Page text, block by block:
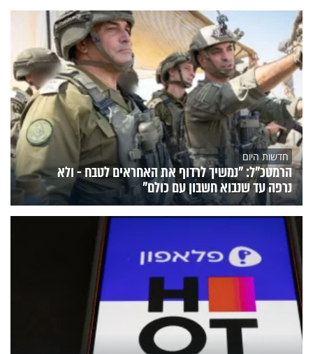
חדשות היום
הרמטכ"ל: "נמשיך לרדוף את האחראים לטבח - ולא
נרפה עד שנבוא חשבון עם כולם"